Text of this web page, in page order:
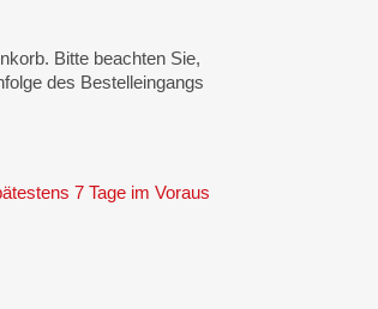
Bitte beachten Sie,
des Bestelleingangs
7 Tage im Voraus